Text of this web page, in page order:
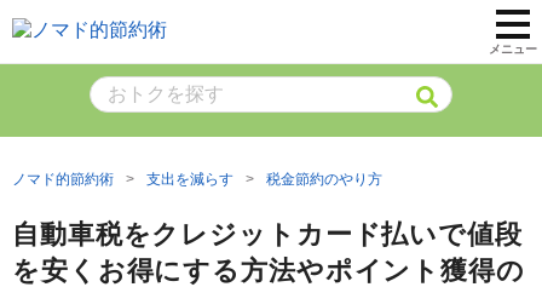
メニュー
ノマド的節約術 支出を減らす 税金節約のやり方
自動車税をクレジットカード払いで値段
を安くお得にする方法やポイント獲得の